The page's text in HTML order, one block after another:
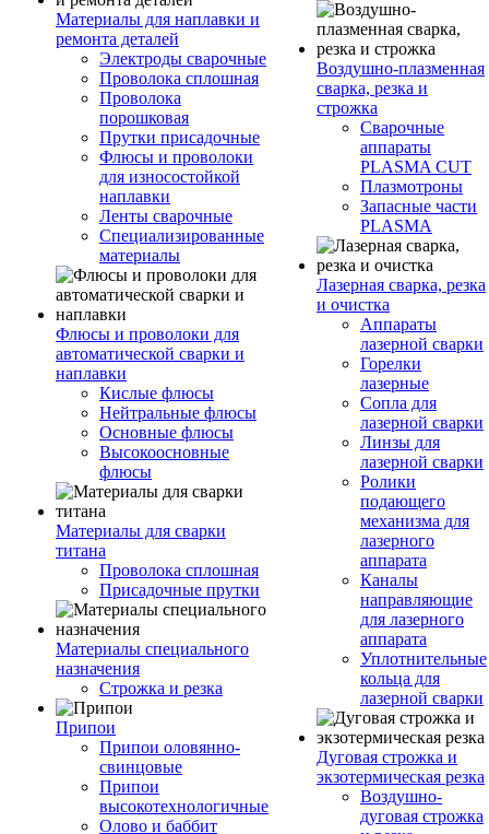
Материалы для наплавки и
ремонта деталей
Электроды сварочные
Проволока сплошная
Проволока
порошковая
Прутки присадочные
Флюсы и проволоки
для износостойкой
наплавки
Ленты сварочные
Специализированные
материалы
Флюсы и проволоки для
автоматической сварки и
наплавки
Кислые флюсы
Нейтральные флюсы
Основные флюсы
Высокоосновные
флюсы
Материалы для сварки
титана
Проволока сплошная
Присадочные прутки
Материалы специального
назначения
Строжка и резка
Припои
Припои оловянно-
свинцовые
Припои
высокотехнологичные
Олово и баббит
Воздушно-плазменная
сварка, резка и
строжка
Сварочные
аппараты
PLASMA CUT
Плазмотроны
Запасные части
PLASMA
Лазерная сварка, резка
и очистка
Аппараты
лазерной сварки
Горелки
лазерные
Сопла для
лазерной сварки
Линзы для
лазерной сварки
Ролики
подающего
механизма для
лазерного
аппарата
Каналы
направляющие
для лазерного
аппарата
Уплотнительные
кольца для
лазерной сварки
Дуговая строжка и
экзотермическая резка
Воздушно-
дуговая строжка